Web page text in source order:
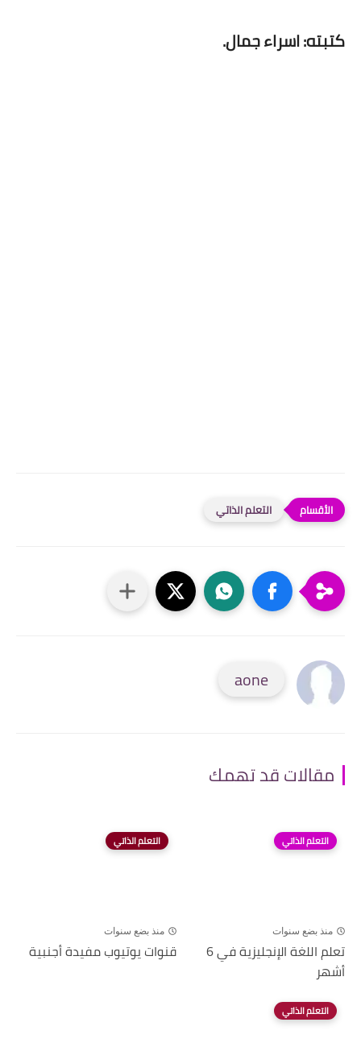
كتبته: اسراء جمال.
التعلم الذاتي
aone
مقالات قد تهمك
التعلم الذاتي
منذ بضع سنوات
تعلم اللغة الإنجليزية في 6
أشهر
التعلم الذاتي
منذ بضع سنوات
قنوات يوتيوب مفيدة أجنبية
التعلم الذاتي